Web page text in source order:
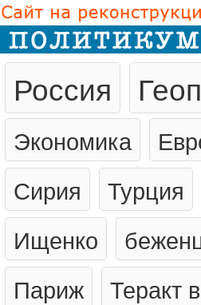
Россия
Экономика
Сирия
Турция
Ищенко
Париж
Теракт